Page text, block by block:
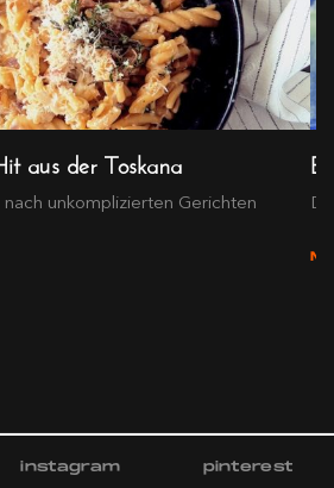
aus der Toskana
unkomplizierten Gerichten
instagram pinterest